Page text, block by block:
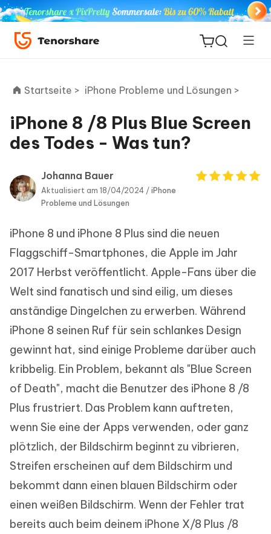
ReiBoot
for iOS
PDNob
PDF
Neu
Startseite > iPhone Probleme und Lösungen >
iPhone 8 /8 Plus Blue Screen
des Todes - Was tun?
Johanna Bauer
Aktualisiert am 18/04/2024 / iPhone
Probleme und Lösungen
iPhone 8 und iPhone 8 Plus sind die neuen
Flaggschiff-Smartphones, die Apple im Jahr
2017 Herbst veröffentlicht. Apple-Fans über die
Welt sind fanatisch und sind eilig, um dieses
anständige Dingelchen zu erwerben. Während
iPhone 8 seinen Ruf für sein schlankes Design
gewinnt hat, sind einige Probleme darüber auch
kribbelig. Ein Problem, bekannt als "Blue Screen
of Death", macht die Benutzer des iPhone 8 /8
Plus frustriert. Das Problem kann auftreten,
wenn Sie eine der Apps verwenden, oder ganz
plötzlich, der Bildschirm beginnt zu vibrieren,
Streifen erscheinen auf dem Bildschirm und
bekommt dann einen blauen Bildschirm oder
einen weißen Bildschirm. Wenn der Fehler trat
bereits auch beim deinem iPhone X/8 Plus /8